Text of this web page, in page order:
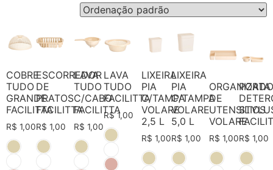
COBRE
TUDO
GRANDE
FACILITTA
R$ 1,00
ESCORREDOR
DE
PRATOS
FACILITTA
R$ 1,00
LAVA
TUDO
C/CABO
FACILITTA
R$ 1,00
LAVA
TUDO
FACILITTA
R$1,00
LIXEIRA
PIA
C/TAMPA
VOLARE
2,5 L
R$ 1,00
LIXEIRA
PIA
C/TAMPA
VOLARE
5,0 L
R$ 1,00
DE
UTENSILIOS
VOLARE
R$ 1,00
PORTA
R$ 1,00